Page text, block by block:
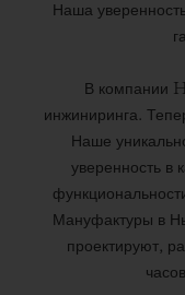
Наша
В компании
инжиниринга.
Наше
уверенность в
Мануфактуры в
проектируют,